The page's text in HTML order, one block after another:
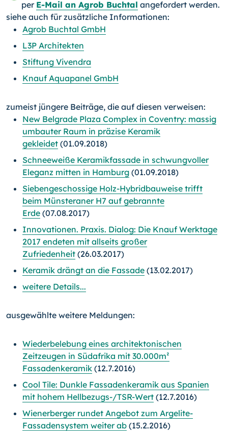
per E-Mail an Agrob Buchtal angefordert werden.
siehe auch für zusätzliche Informationen:
Agrob Buchtal GmbH
L3P Architekten
Stiftung Vivendra
Knauf Aquapanel GmbH
zumeist jüngere Beiträge, die auf diesen verweisen:
New Belgrade Plaza Complex in Coventry: massig
umbauter Raum in präzise Keramik
gekleidet (01.09.2018)
Schneeweiße Keramikfassade in schwungvoller
Eleganz mitten in Hamburg (01.09.2018)
Siebengeschossige Holz-Hybridbauweise trifft
beim Münsteraner H7 auf gebrannte
Erde (07.08.2017)
Innovationen. Praxis. Dialog: Die Knauf Werktage
2017 endeten mit allseits großer
Zufriedenheit (26.03.2017)
Keramik drängt an die Fassade (13.02.2017)
weitere Details...
ausgewählte weitere Meldungen:
Wiederbelebung eines architektonischen
Zeitzeugen in Südafrika mit 30.000m²
Fassadenkeramik (12.7.2016)
Cool Tile: Dunkle Fassadenkeramik aus Spanien
mit hohem Hellbezugs-/TSR-Wert (12.7.2016)
Wienerberger rundet Angebot zum Argelite-
Fassadensystem weiter ab (15.2.2016)